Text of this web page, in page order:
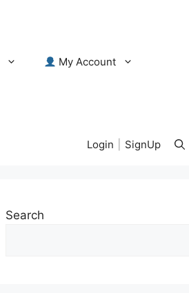
My Account
Login SignUp
Search